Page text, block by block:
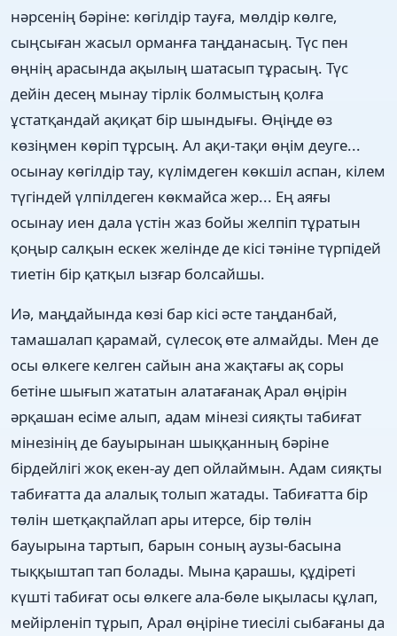
нәрсенің бәріне: көгілдір тауға, мөлдір көлге,
сыңсыған жасыл орманға таңданасың. Түс пен
өңнің арасында ақылың шатасып тұрасың. Түс
дейін десең мынау тірлік болмыстың қолға
ұстатқандай ақиқат бір шындығы. Өңіңде өз
көзіңмен көріп тұрсың. Ал ақи-тақи өңім деуге...
осынау көгілдір тау, күлімдеген көкшіл аспан, кілем
түгіндей үлпілдеген көкмайса жер... Ең аяғы
осынау иен дала үстін жаз бойы желпіп тұратын
қоңыр салқын ескек желінде де кісі тәніне түрпідей
тиетін бір қатқыл ызғар болсайшы.
Иә, маңдайында көзі бар кісі әсте таңданбай,
тамашалап қарамай, сүлесоқ өте алмайды. Мен де
осы өлкеге келген сайын ана жақтағы ақ соры
бетіне шығып жататын алатағанақ Арал өңірін
әрқашан есіме алып, адам мінезі сияқты табиғат
мінезінің де бауырынан шыққанның бәріне
бірдейлігі жоқ екен-ау деп ойлаймын. Адам сияқты
табиғатта да алалық толып жатады. Табиғатта бір
төлін шетқақпайлап ары итерсе, бір төлін
бауырына тартып, барын соның аузы-басына
тыққыштап тап болады. Мына қарашы, құдіреті
күшті табиғат осы өлкеге ала-бөле ықыласы құлап,
мейірленіп тұрып, Арал өңіріне тиесілі сыбағаны да